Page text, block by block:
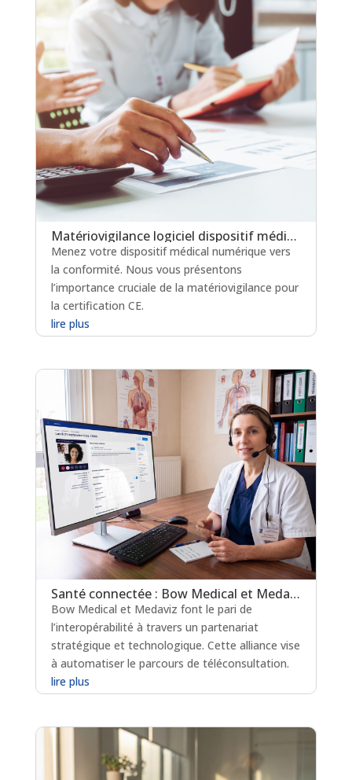
Matériovigilance logiciel dispositif médical : un levier clé pour la certification en soins critiques
Menez votre dispositif médical numérique vers
la conformité. Nous vous présentons
l’importance cruciale de la matériovigilance pour
la certification CE.
lire plus
Santé connectée : Bow Medical et Medaviz scellent une alliance technologique
Bow Medical et Medaviz font le pari de
l’interopérabilité à travers un partenariat
stratégique et technologique. Cette alliance vise
à automatiser le parcours de téléconsultation.
lire plus